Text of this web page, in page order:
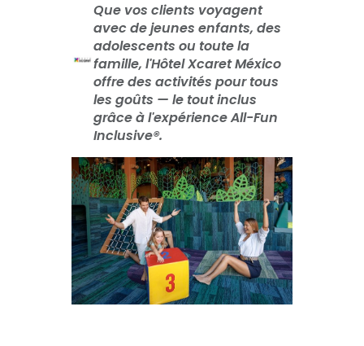
Que vos clients voyagent
avec de jeunes enfants, des
adolescents ou toute la
famille, l'Hôtel Xcaret México
offre des activités pour tous
les goûts — le tout inclus
grâce à l'expérience All-Fun
Inclusive®.